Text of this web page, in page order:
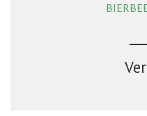
139 m²